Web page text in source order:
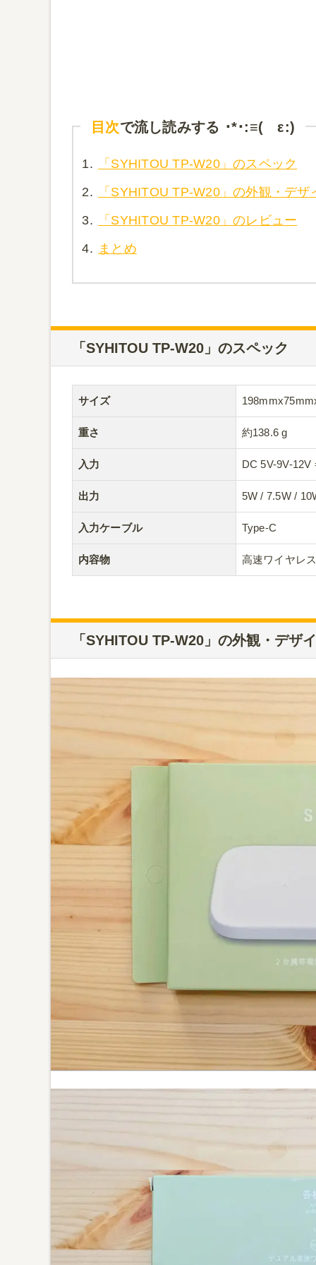
目次で流し読みする ･*･:≡( ε:)
1.
「SYHITOU TP-W20」のスペック
2.
「SYHITOU TP-W20」の外観・デザ
3.
「SYHITOU TP-W20」のレビュー
4. まとめ
「SYHITOU TP-W20」のスペック
サイズ
重さ 約138.6 g
入力 DC 5V-9V-12V
出力 5W / 7.5W /
入力ケーブル Type-C
内容物 高速ワイヤレ
「SYHITOU TP-W20」の外観・デザ